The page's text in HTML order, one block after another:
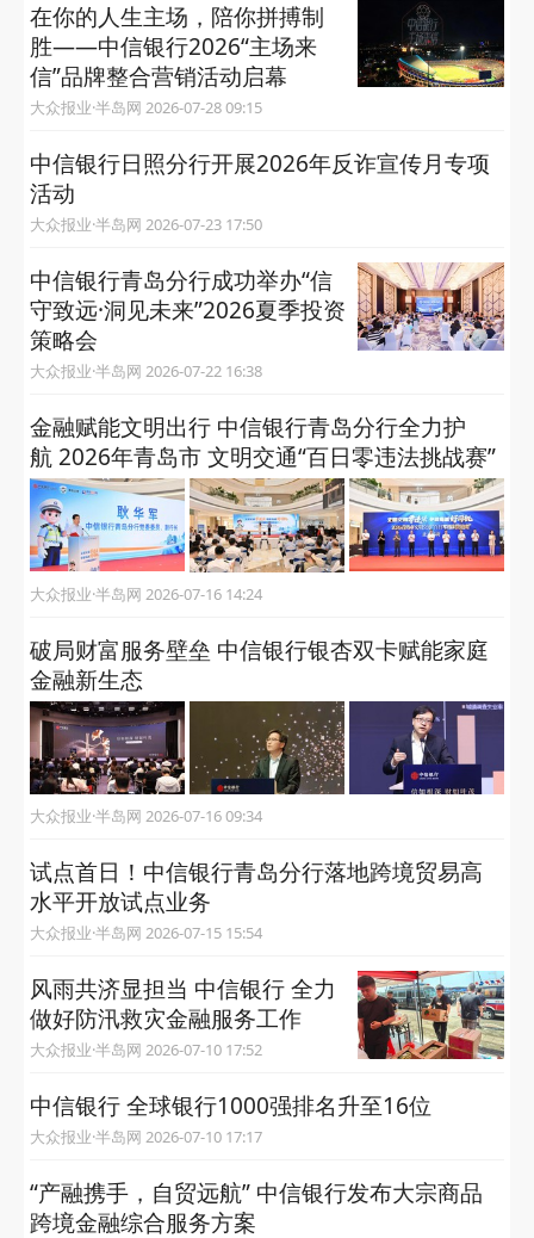
在你的人生主场，陪你拼搏制
胜——中信银行2026“主场来
信”品牌整合营销活动启幕
大众报业·半岛网 2026-07-28 09:15
中信银行日照分行开展2026年反诈宣传月专项
活动
大众报业·半岛网 2026-07-23 17:50
中信银行青岛分行成功举办“信
守致远·洞见未来”2026夏季投资
策略会
大众报业·半岛网 2026-07-22 16:38
金融赋能文明出行 中信银行青岛分行全力护
航 2026年青岛市 文明交通“百日零违法挑战赛”
大众报业·半岛网 2026-07-16 14:24
破局财富服务壁垒 中信银行银杏双卡赋能家庭
金融新生态
大众报业·半岛网 2026-07-16 09:34
试点首日！中信银行青岛分行落地跨境贸易高
水平开放试点业务
大众报业·半岛网 2026-07-15 15:54
风雨共济显担当 中信银行 全力
做好防汛救灾金融服务工作
大众报业·半岛网 2026-07-10 17:52
中信银行 全球银行1000强排名升至16位
大众报业·半岛网 2026-07-10 17:17
“产融携手，自贸远航” 中信银行发布大宗商品
跨境金融综合服务方案